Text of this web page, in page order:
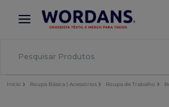
× App Wordans
Melhores preços na app!
Início Roupa Básica | Acessórios Roupa de Trabalho